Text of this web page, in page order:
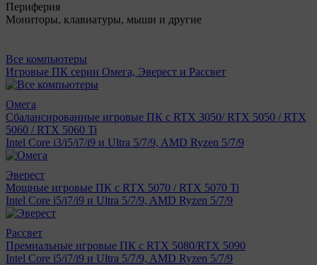
Периферия
Мониторы, клавиатуры, мыши и другие
Все компьютеры
Игровые ПК серии Омега, Эверест и Рассвет
Омега
Сбалансированные игровые ПК с RTX 3050/ RTX 5050 / RTX
5060 / RTX 5060 Ti
Intel Core i3/i5/i7/i9 и Ultra 5/7/9, AMD Ryzen 5/7/9
Эверест
Мощные игровые ПК с RTX 5070 / RTX 5070 Ti
Intel Core i5/i7/i9 и Ultra 5/7/9, AMD Ryzen 5/7/9
Рассвет
Премиальные игровые ПК с RTX 5080/RTX 5090
Intel Core i5/i7/i9 и Ultra 5/7/9, AMD Ryzen 5/7/9